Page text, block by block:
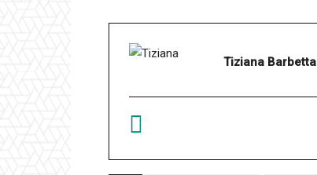
Tiziana Barbetta